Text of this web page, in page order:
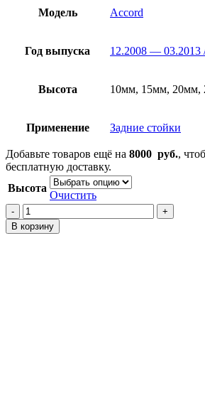
Модель Accord
Год выпуска 12.2008 — 03.2013
Высота 10мм, 15мм,
Применение Задние стойки
Добавьте товаров ещё на 8000 руб.,
бесплатную доставку.
Высота
Очистить
Количество
товара
Проставки
В корзину